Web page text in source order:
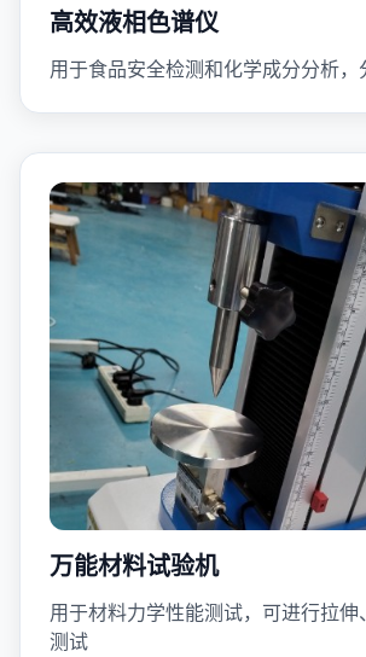
高效液相色谱仪
用于食品安全检测和化学成分分析，
万能材料试验机
用于材料力学性能测试，可进行拉伸
测试